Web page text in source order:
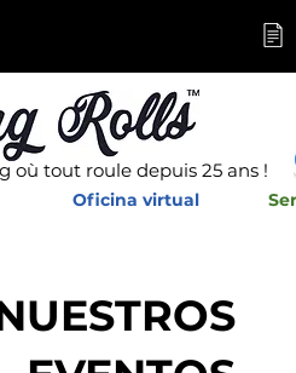
où tout roule depuis 25 ans !
Oficina virtual